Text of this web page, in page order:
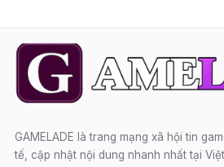
GAMELADE là trang mạng xã hội tin
tế, cập nhật nội dung nhanh nhất tại